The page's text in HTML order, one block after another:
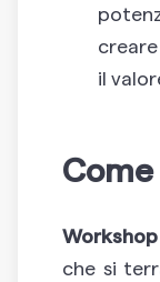
il
che si